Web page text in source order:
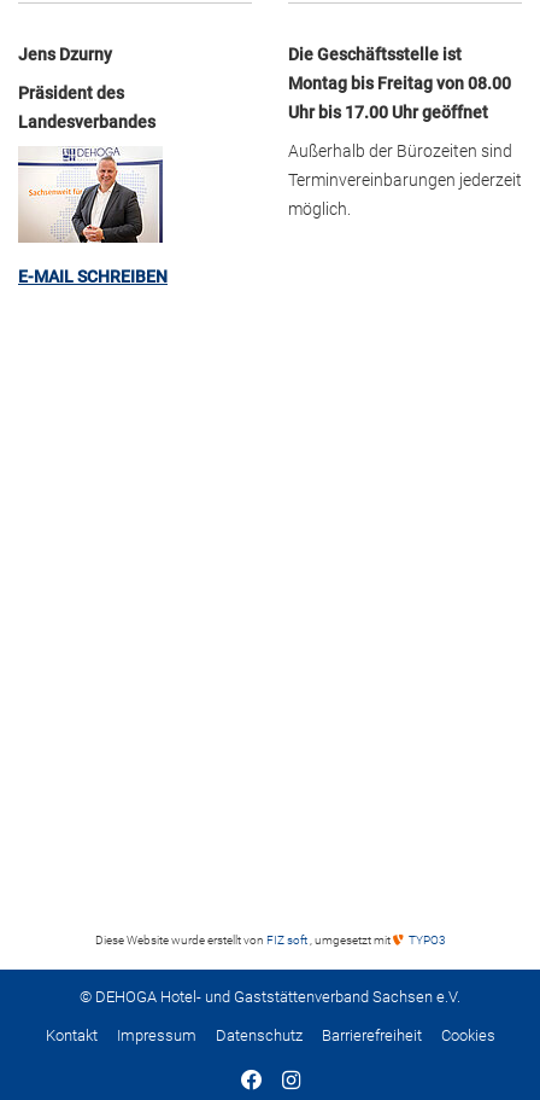
Jens Dzurny
Präsident des
Landesverbandes
E-MAIL SCHREIBEN
Die Geschäftsstelle ist
Montag bis Freitag von 08.00
Uhr bis 17.00 Uhr geöffnet
Außerhalb der Bürozeiten sind
Terminvereinbarungen jederzeit
möglich.
Diese Website wurde erstellt von FIZ soft , umgesetzt mit TYPO3
© DEHOGA Hotel- und Gaststättenverband Sachsen e.V.
Kontakt Impressum Datenschutz Barrierefreiheit Cookies